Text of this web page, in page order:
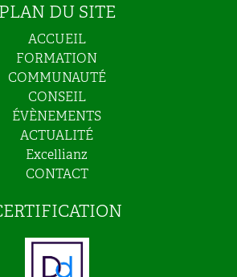
PLAN DU SITE
ACCUEIL
FORMATION
COMMUNAUTÉ
CONSEIL
ÉVÈNEMENTS
ACTUALITÉ
Excellianz
CONTACT